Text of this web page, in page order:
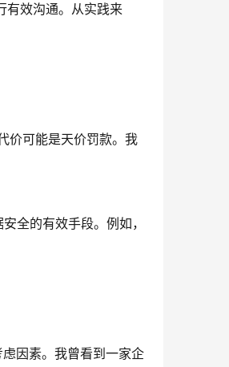
有效沟通。从实践来
价可能是天价罚款。我
全的有效手段。例如，
因素。我曾看到一家企